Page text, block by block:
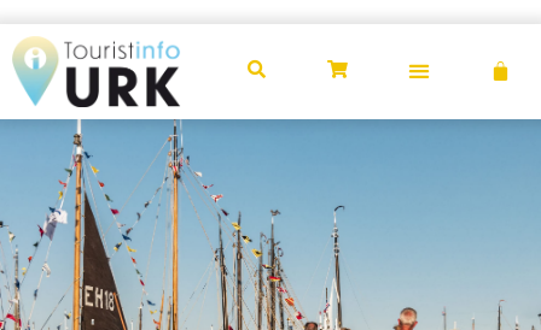
Winkelen